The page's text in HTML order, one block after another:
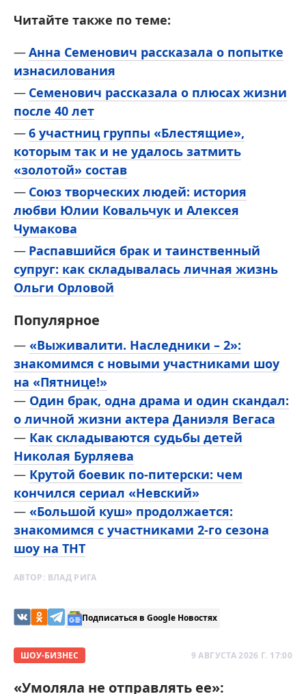
Читайте также по теме:
Анна Семенович рассказала о попытке
изнасилования
Семенович рассказала о плюсах жизни
после 40 лет
6 участниц группы «Блестящие»,
которым так и не удалось затмить
«золотой» состав
Союз творческих людей: история
любви Юлии Ковальчук и Алексея
Чумакова
Распавшийся брак и таинственный
супруг: как складывалась личная жизнь
Ольги Орловой
Популярное
— «Выживалити. Наследники – 2»:
знакомимся с новыми участниками шоу
на «Пятнице!»
— Один брак, одна драма и один скандал:
о личной жизни актера Даниэля Вегаса
— Как складываются судьбы детей
Николая Бурляева
— Крутой боевик по-питерски: чем
кончился сериал «Невский»
— «Большой куш» продолжается:
знакомимся с участниками 2-го сезона
шоу на ТНТ
АВТОР: ВЛАД РИГА
Подписаться в Google Новостях
ШОУ-БИЗНЕС 9 АВГУСТА 2026 Г. 17:00
«Умоляла не отправлять ее»: